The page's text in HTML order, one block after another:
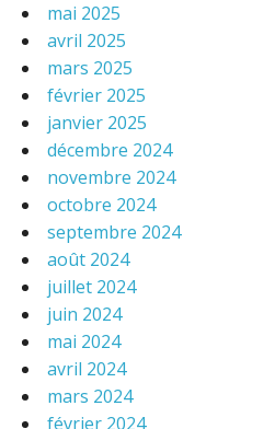
mai 2025
avril 2025
mars 2025
février 2025
janvier 2025
décembre 2024
novembre 2024
octobre 2024
septembre 2024
août 2024
juillet 2024
juin 2024
mai 2024
avril 2024
mars 2024
février 2024